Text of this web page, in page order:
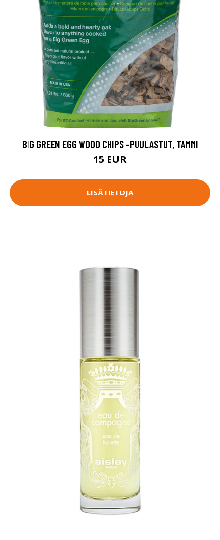
BIG GREEN EGG WOOD CHIPS -PUULASTUT, TAMMI
15 EUR
LISÄTIETOJA